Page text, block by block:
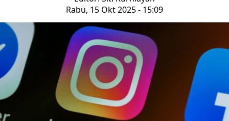
Rabu, 15 Okt 2025 - 15:09